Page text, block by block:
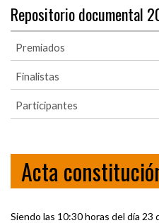
Repositorio documental
Premiados
Finalistas
Participantes
Acta
Siendo las 10:30 horas del día 23